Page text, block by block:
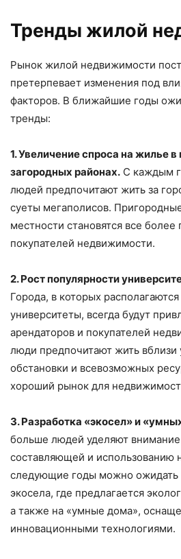
Тренды жилой
Рынок жилой недвижимости
претерпевает изменения под
факторов. В ближайшие годы
тренды:
1. Увеличение спроса на жилье в
загородных районах. С каждым
людей предпочитают жить за
суеты мегаполисов.
местности становятся все
покупателей недвижимости.
2. Рост популярности
Города, в которых
университеты, всегда будут
арендаторов и покупателей
люди предпочитают жить вблизи
обстановки и всевозможных
хороший рынок для
3. Разработка «экосел» и
больше людей уделяют внимание
составляющей и использованию
следующие годы можно ожидать
экосела, где предлагается
а также на «умные дома»,
инновационными технологиями.